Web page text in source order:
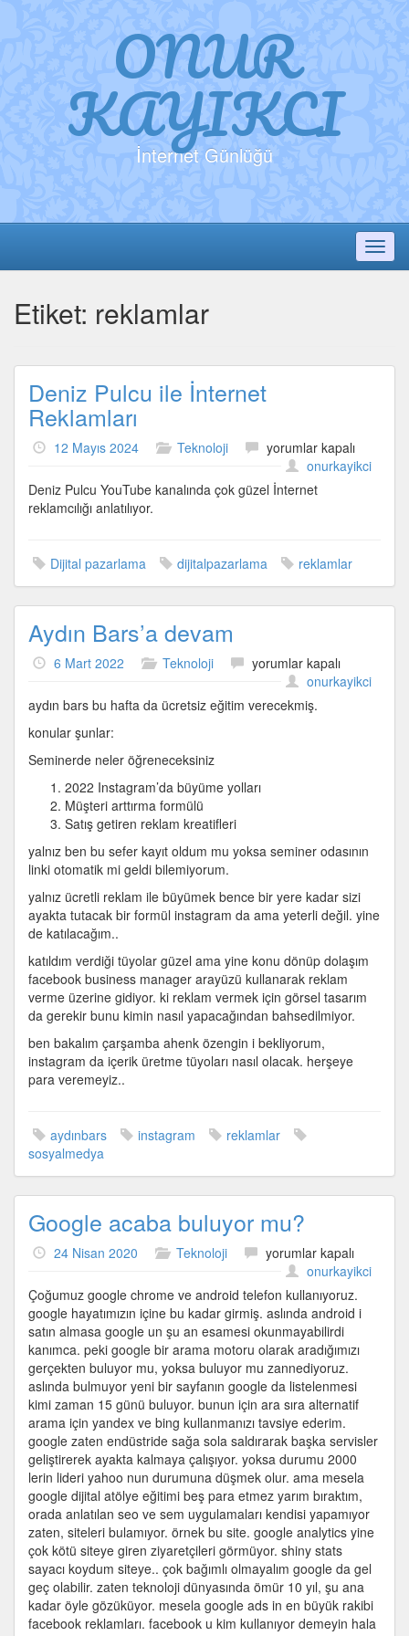
ONUR
KAYIKCI
İnternet Günlüğü
Etiket: reklamlar
Deniz Pulcu ile İnternet
Reklamları
12 Mayıs 2024 Teknoloji
Deniz
Pulcu
ile
yorumlar kapalı
onurkayikci
Deniz Pulcu YouTube kanalında çok güzel İnternet
reklamcılığı anlatılıyor.
Dijital pazarlama dijitalpazarlama reklamlar
Aydın Bars’a devam
6 Mart 2022 Teknoloji
Aydın
Bars’a
devam
yorumlar kapalı
onurkayikci
aydın bars bu hafta da ücretsiz eğitim verecekmiş.
konular şunlar:
Seminerde neler öğreneceksiniz
2022 Instagram’da büyüme yolları
Müşteri arttırma formülü
Satış getiren reklam kreatifleri
yalnız ben bu sefer kayıt oldum mu yoksa seminer odasının
linki otomatik mi geldi bilemiyorum.
yalnız ücretli reklam ile büyümek bence bir yere kadar sizi
ayakta tutacak bir formül instagram da ama yeterli değil. yine
de katılacağım..
katıldım verdiği tüyolar güzel ama yine konu dönüp dolaşım
facebook business manager arayüzü kullanarak reklam
verme üzerine gidiyor. ki reklam vermek için görsel tasarım
da gerekir bunu kimin nasıl yapacağından bahsedilmiyor.
ben bakalım çarşamba ahenk özengin i bekliyorum,
instagram da içerik üretme tüyoları nasıl olacak. herşeye
para veremeyiz..
aydınbars instagram
reklamlar
sosyalmedya
Google acaba buluyor mu?
24 Nisan 2020 Teknoloji
Google
acaba
buluyor
mu?
için
yorumlar kapalı
onurkayikci
Çoğumuz google chrome ve android telefon kullanıyoruz.
google hayatımızın içine bu kadar girmiş. aslında android i
satın almasa google un şu an esamesi okunmayabilirdi
kanımca. peki google bir arama motoru olarak aradığımızı
gerçekten buluyor mu, yoksa buluyor mu zannediyoruz.
aslında bulmuyor yeni bir sayfanın google da listelenmesi
kimi zaman 15 günü buluyor. bunun için ara sıra alternatif
arama için yandex ve bing kullanmanızı tavsiye ederim.
google zaten endüstride sağa sola saldırarak başka servisler
geliştirerek ayakta kalmaya çalışıyor. yoksa durumu 2000
lerin lideri yahoo nun durumuna düşmek olur. ama mesela
google dijital atölye eğitimi beş para etmez yarım bıraktım,
orada anlatılan seo ve sem uygulamaları kendisi yapamıyor
zaten, siteleri bulamıyor. örnek bu site. google analytics yine
çok kötü siteye giren ziyaretçileri görmüyor. shiny stats
sayacı koydum siteye.. çok bağımlı olmayalım google da gel
geç olabilir. zaten teknoloji dünyasında ömür 10 yıl, şu ana
kadar öyle gözüküyor. mesela google ads in en büyük rakibi
facebook reklamları. facebook u kim kullanıyor demeyin hala